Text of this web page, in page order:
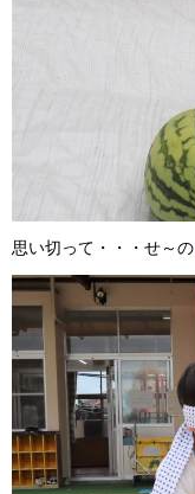
思い切って・・・せ～の